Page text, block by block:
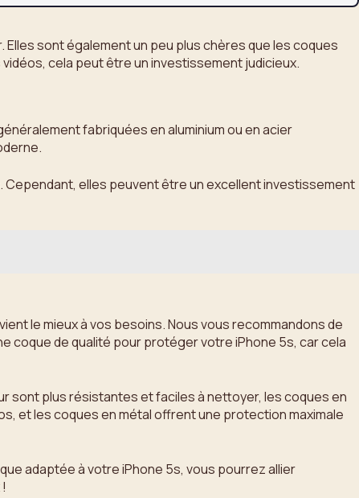
sont également un peu plus chères que les coques
cela peut être un investissement judicieux.
fabriquées en aluminium ou en acier
Cependant, elles peuvent être un excellent investissement
le mieux à vos besoins. Nous vous recommandons de
coque de qualité pour protéger votre iPhone 5s, car cela
sont plus résistantes et faciles à nettoyer, les coques en
et les coques en métal offrent une protection maximale
adaptée à votre iPhone 5s, vous pourrez allier